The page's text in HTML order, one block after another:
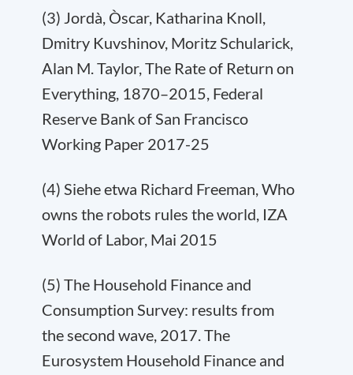
(3) Jordà, Òscar, Katharina Knoll,
Dmitry Kuvshinov, Moritz Schularick,
Alan M. Taylor, The Rate of Return on
Everything, 1870–2015, Federal
Reserve Bank of San Francisco
Working Paper 2017-25
(4) Siehe etwa Richard Freeman, Who
owns the robots rules the world, IZA
World of Labor, Mai 2015
(5) The Household Finance and
Consumption Survey: results from
the second wave, 2017. The
Eurosystem Household Finance and